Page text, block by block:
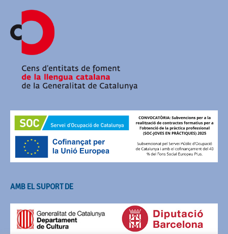
AMB EL SUPORT DE